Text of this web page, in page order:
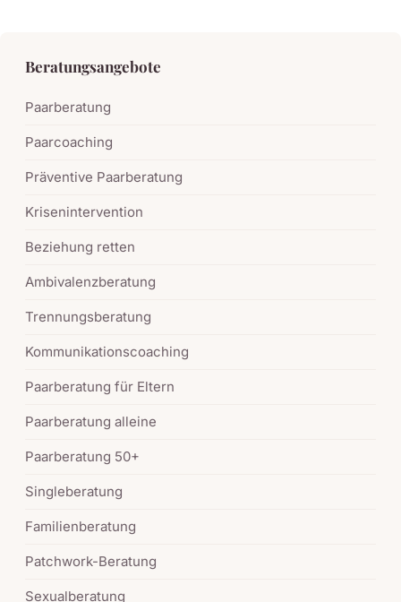
Beratungsangebote
Paarberatung
Paarcoaching
Präventive Paarberatung
Krisenintervention
Beziehung retten
Ambivalenzberatung
Trennungsberatung
Kommunikationscoaching
Paarberatung für Eltern
Paarberatung alleine
Paarberatung 50+
Singleberatung
Familienberatung
Patchwork-Beratung
Sexualberatung